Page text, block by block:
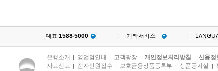
대표 1588-5000 기타서비스
은행소개 | 영업점안내 | 고객광장 | 개인정보처리방침 | 신용정
사고신고 | 전자민원접수 | 보호금융상품등록부 | 상품공시실 |